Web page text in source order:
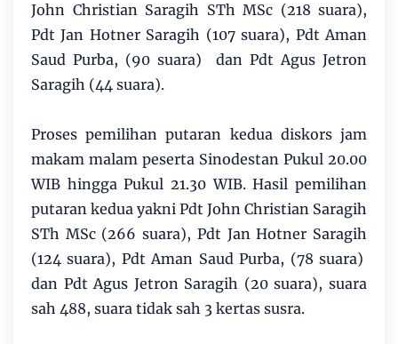
John Christian Saragih STh MSc (218 suara),
Pdt Jan Hotner Saragih (107 suara), Pdt Aman
Saud Purba, (90 suara) dan Pdt Agus Jetron
Saragih (44 suara).
Proses pemilihan putaran kedua diskors jam
makam malam peserta Sinodestan Pukul 20.00
WIB hingga Pukul 21.30 WIB. Hasil pemilihan
putaran kedua yakni Pdt John Christian Saragih
STh MSc (266 suara), Pdt Jan Hotner Saragih
(124 suara), Pdt Aman Saud Purba, (78 suara)
dan Pdt Agus Jetron Saragih (20 suara), suara
sah 488, suara tidak sah 3 kertas susra.